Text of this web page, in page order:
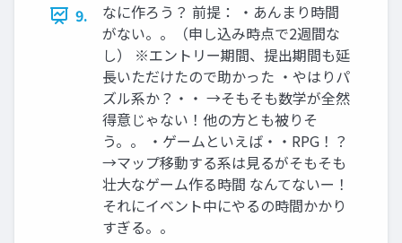
9.
なに作ろう？ 前提： ・あんまり時間
がない。。（申し込み時点で2週間な
し） ※エントリー期間、提出期間も延
長いただけたので助かった ・やはりパ
ズル系か？・・ →そもそも数学が全然
得意じゃない！他の方とも被りそ
う。。 ・ゲームといえば・・RPG！？
→マップ移動する系は見るがそもそも
壮大なゲーム作る時間 なんてないー！
それにイベント中にやるの時間かかり
すぎる。。